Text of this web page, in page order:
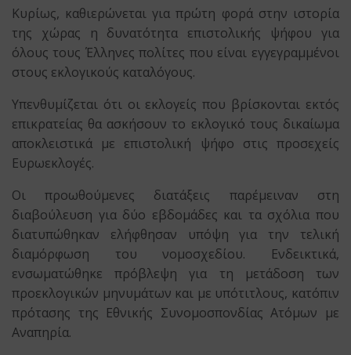
Κυρίως, καθιερώνεται για πρώτη φορά στην ιστορία
της χώρας η δυνατότητα επιστολικής ψήφου για
όλους τους Έλληνες πολίτες που είναι εγγεγραμμένοι
στους εκλογικούς καταλόγους.
Υπενθυμίζεται ότι οι εκλογείς που βρίσκονται εκτός
επικρατείας θα ασκήσουν το εκλογικό τους δικαίωμα
αποκλειστικά με επιστολική ψήφο στις προσεχείς
Ευρωεκλογές.
Οι προωθούμενες διατάξεις παρέμειναν στη
διαβούλευση για δύο εβδομάδες και τα σχόλια που
διατυπώθηκαν ελήφθησαν υπόψη για την τελική
διαμόρφωση του νομοσχεδίου. Ενδεικτικά,
ενσωματώθηκε πρόβλεψη για τη μετάδοση των
προεκλογικών μηνυμάτων και με υπότιτλους, κατόπιν
πρότασης της Εθνικής Συνομοσπονδίας Ατόμων με
Αναπηρία.